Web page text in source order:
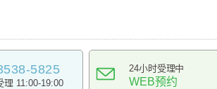
5825
理 11:00-19:00
24小时受理中
WEB预约